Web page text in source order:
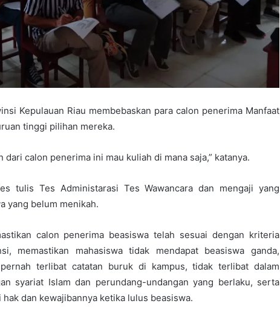
Kepulauan Riau membebaskan para calon penerima Manfaat
tinggi pilihan mereka.
calon penerima ini mau kuliah di mana saja,” katanya.
tulis Tes Administarasi Tes Wawancara dan mengaji yang
yang belum menikah.
calon penerima beasiswa telah sesuai dengan kriteria
memastikan mahasiswa tidak mendapat beasiswa ganda,
terlibat catatan buruk di kampus, tidak terlibat dalam
syariat Islam dan perundang-undangan yang berlaku, serta
dan kewajibannya ketika lulus beasiswa.